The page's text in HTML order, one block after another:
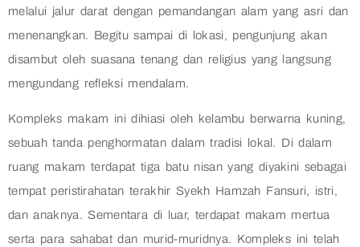
melalui jalur darat dengan pemandangan alam yang asri dan
menenangkan. Begitu sampai di lokasi, pengunjung akan
disambut oleh suasana tenang dan religius yang langsung
mengundang refleksi mendalam.
Kompleks makam ini dihiasi oleh kelambu berwarna kuning,
sebuah tanda penghormatan dalam tradisi lokal. Di dalam
ruang makam terdapat tiga batu nisan yang diyakini sebagai
tempat peristirahatan terakhir Syekh Hamzah Fansuri, istri,
dan anaknya. Sementara di luar, terdapat makam mertua
serta para sahabat dan murid-muridnya. Kompleks ini telah